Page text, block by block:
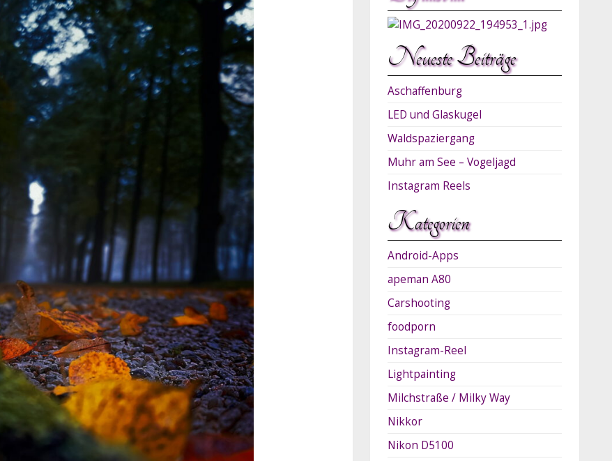
Neueste Beiträge
Aschaffenburg
LED und Glaskugel
Waldspaziergang
Muhr am See – Vogeljagd
Instagram Reels
Kategorien
Android-Apps
apeman A80
Carshooting
foodporn
Instagram-Reel
Lightpainting
Milchstraße / Milky Way
Nikkor
Nikon D5100